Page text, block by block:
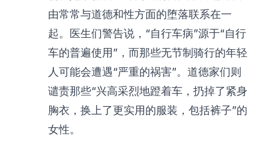
由常常与道德和性方面的堕落联系在一
起。医生们警告说，“自行车病”源于“自行
车的普遍使用”，而那些无节制骑行的年轻
人可能会遭遇“严重的祸害”。道德家们则
谴责那些“兴高采烈地蹬着车，扔掉了紧身
胸衣，换上了更实用的服装，包括裤子”的
女性。